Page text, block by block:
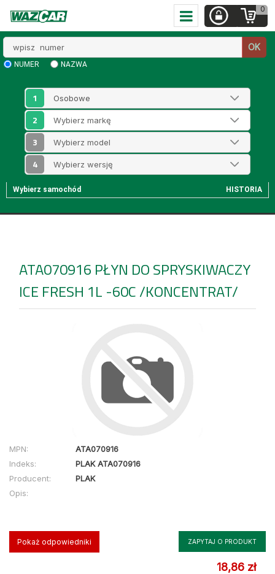
0
numer
OK
NUMER NAZWA
1
2
3
4
Wybierz samochód HISTORIA
ATA070916 PŁYN DO SPRYSKIWACZY
ICE FRESH 1L -60C /KONCENTRAT/
MPN:
ATA070916
Indeks:
PLAK ATA070916
Producent:
PLAK
Opis:
Pokaż odpowiedniki ZAPYTAJ O PRODUKT
18,86 zł